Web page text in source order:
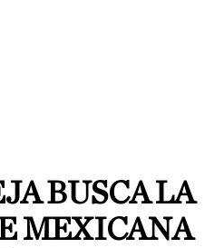
BUSCA LA
MEXICANA